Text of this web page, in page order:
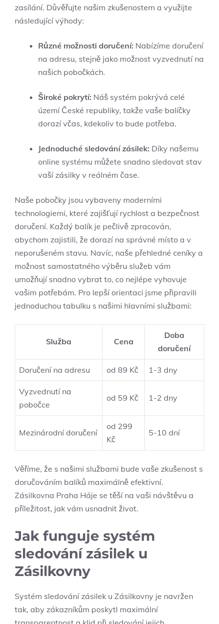
zasílání. Důvěřujte našim zkušenostem a využijte
následující výhody:
Různé možnosti doručení: Nabízíme doručení
na adresu, stejně jako možnost vyzvednutí na
našich pobočkách.
Široké pokrytí: Náš systém pokrývá celé
území České republiky, takže vaše balíčky
dorazí včas, kdekoliv to bude potřeba.
Jednoduché sledování zásilek: Díky našemu
online systému můžete snadno sledovat stav
vaší zásilky v reálném čase.
Naše pobočky jsou vybaveny moderními
technologiemi, které zajišťují rychlost a bezpečnost
doručení. Každý balík je pečlivě zpracován,
abychom zajistili, že dorazí na správné místo a v
neporušeném stavu. Navíc, naše přehledné ceníky a
možnost samostatného výběru služeb vám
umožňují snadno vybrat to, co nejlépe vyhovuje
vašim potřebám. Pro lepší orientaci jsme připravili
jednoduchou tabulku s našimi hlavními službami:
Služba Cena
Doba
doručení
Doručení na adresu od 89 Kč 1-3 dny
Vyzvednutí na
pobočce
od 59 Kč 1-2 dny
Mezinárodní doručení
od 299
Kč
5-10 dní
Věříme, že s našimi službami bude vaše zkušenost s
doručováním balíků maximálně efektivní.
Zásilkovna Praha Háje se těší na vaši návštěvu a
příležitost, jak vám usnadnit život.
Jak funguje systém
sledování zásilek u
Zásilkovny
Systém sledování zásilek u Zásilkovny je navržen
tak, aby zákazníkům poskytl maximální